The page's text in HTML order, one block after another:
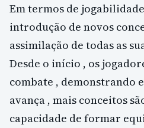
Em termos de
introdução de novos
assimilação de todas as
Desde o início , os
combate , demonstrando
avança , mais conceitos
capacidade de formar